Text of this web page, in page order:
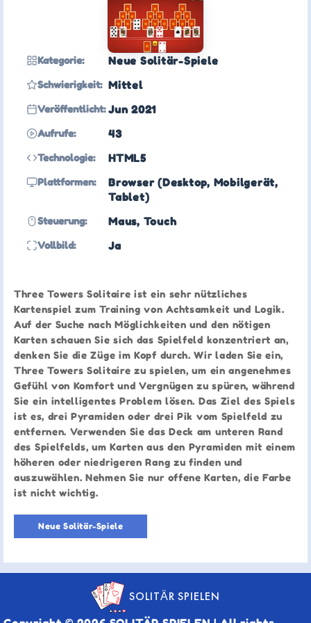
Kategorie: Neue Solitär-Spiele
Schwierigkeit: Mittel
Veröffentlicht: Jun 2021
Aufrufe: 43
Technologie: HTML5
Plattformen:
Browser (Desktop, Mobilgerät,
Tablet)
Steuerung: Maus, Touch
Vollbild: Ja
Three Towers Solitaire ist ein sehr nützliches
Kartenspiel zum Training von Achtsamkeit und Logik.
Auf der Suche nach Möglichkeiten und den nötigen
Karten schauen Sie sich das Spielfeld konzentriert an,
denken Sie die Züge im Kopf durch. Wir laden Sie ein,
Three Towers Solitaire zu spielen, um ein angenehmes
Gefühl von Komfort und Vergnügen zu spüren, während
Sie ein intelligentes Problem lösen. Das Ziel des Spiels
ist es, drei Pyramiden oder drei Pik vom Spielfeld zu
entfernen. Verwenden Sie das Deck am unteren Rand
des Spielfelds, um Karten aus den Pyramiden mit einem
höheren oder niedrigeren Rang zu finden und
auszuwählen. Nehmen Sie nur offene Karten, die Farbe
ist nicht wichtig.
Neue Solitär-Spiele
SOLITÄR SPIELEN